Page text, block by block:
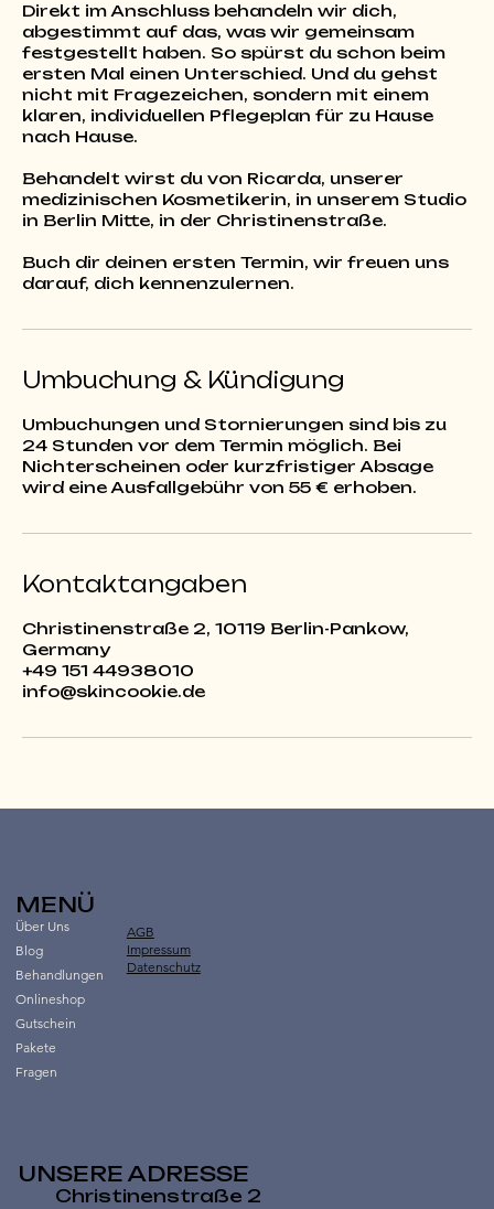
Direkt im Anschluss behandeln wir dich,
abgestimmt auf das, was wir gemeinsam
festgestellt haben. So spürst du schon beim
ersten Mal einen Unterschied. Und du gehst
nicht mit Fragezeichen, sondern mit einem
klaren, individuellen Pflegeplan für zu Hause
nach Hause.
Behandelt wirst du von Ricarda, unserer
medizinischen Kosmetikerin, in unserem Studio
in Berlin Mitte, in der Christinenstraße.
Buch dir deinen ersten Termin, wir freuen uns
darauf, dich kennenzulernen.
Umbuchung & Kündigung
Umbuchungen und Stornierungen sind bis zu
24 Stunden vor dem Termin möglich. Bei
Nichterscheinen oder kurzfristiger Absage
Kontaktangaben
Christinenstraße 2, 10119 Berlin-Pankow,
Germany
+49 151 44938010
info@skincookie.de
MENÜ
Über Uns
Blog
Behandlungen
Onlineshop
Gutschein
Pakete
Fragen
AGB
Impressum
Datenschutz
UNSERE ADRESSE
Christinenstraße 2